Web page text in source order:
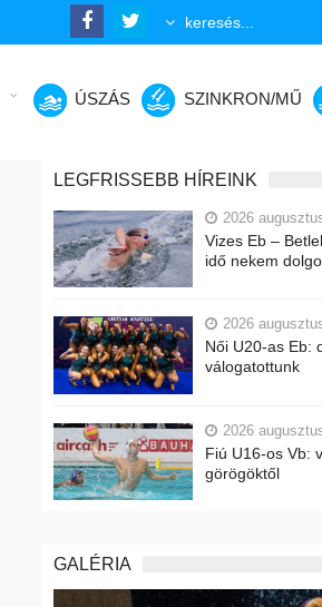
ÚSZÁS SZINKRON/MŰ
LEGFRISSEBB HÍREINK
2026
Vizes Eb –
idő nekem
2026
Női U20-as Eb:
válogatottunk
2026
Fiú U16-os Vb:
görögöktől
GALÉRIA